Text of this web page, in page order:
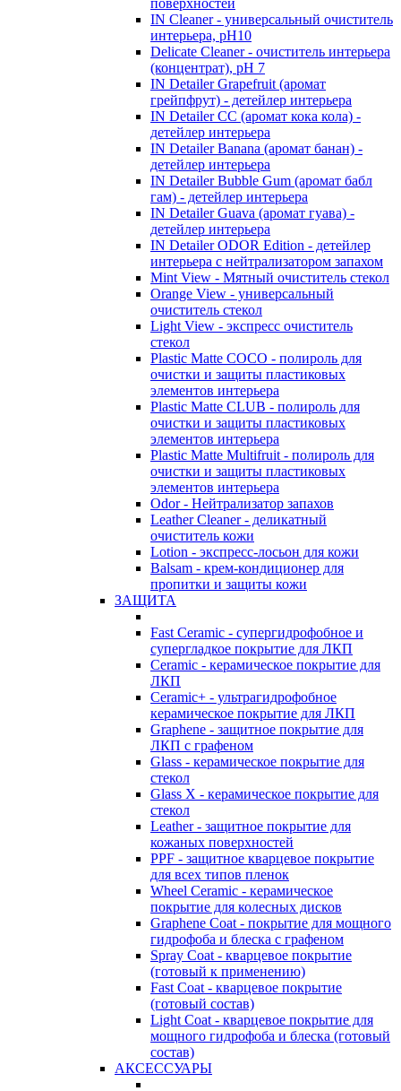
поверхностей
IN Cleaner - универсальный очиститель
интерьера, pH10
Delicate Cleaner - очиститель интерьера
(концентрат), pH 7
IN Detailer Grapefruit (аромат
грейпфрут) - детейлер интерьера
IN Detailer CC (аромат кока кола) -
детейлер интерьера
IN Detailer Banana (аромат банан) -
детейлер интерьера
IN Detailer Bubble Gum (аромат бабл
гам) - детейлер интерьера
IN Detailer Guava (аромат гуава) -
детейлер интерьера
IN Detailer ODOR Edition - детейлер
интерьера с нейтрализатором запахом
Mint View - Мятный очиститель стекол
Orange View - универсальный
очиститель стекол
Light View - экспресс очиститель
стекол
Plastic Matte COCO - полироль для
очистки и защиты пластиковых
элементов интерьера
Plastic Matte CLUB - полироль для
очистки и защиты пластиковых
элементов интерьера
Plastic Matte Multifruit - полироль для
очистки и защиты пластиковых
элементов интерьера
Odor - Нейтрализатор запахов
Leather Cleaner - деликатный
очиститель кожи
Lotion - экспресс-лосьон для кожи
Balsam - крем-кондиционер для
пропитки и защиты кожи
ЗАЩИТА
Fast Ceramic - супергидрофобное и
супергладкое покрытие для ЛКП
Ceramic - керамическое покрытие для
ЛКП
Ceramic+ - ультрагидрофобное
керамическое покрытие для ЛКП
Graphene - защитное покрытие для
ЛКП с графеном
Glass - керамическое покрытие для
стекол
Glass X - керамическое покрытие для
стекол
Leather - защитное покрытие для
кожаных поверхностей
PPF - защитное кварцевое покрытие
для всех типов пленок
Wheel Ceramic - керамическое
покрытие для колесных дисков
Graphene Coat - покрытие для мощного
гидрофоба и блеска с графеном
Spray Coat - кварцевое покрытие
(готовый к применению)
Fast Coat - кварцевое покрытие
(готовый состав)
Light Coat - кварцевое покрытие для
мощного гидрофоба и блеска (готовый
состав)
АКСЕССУАРЫ